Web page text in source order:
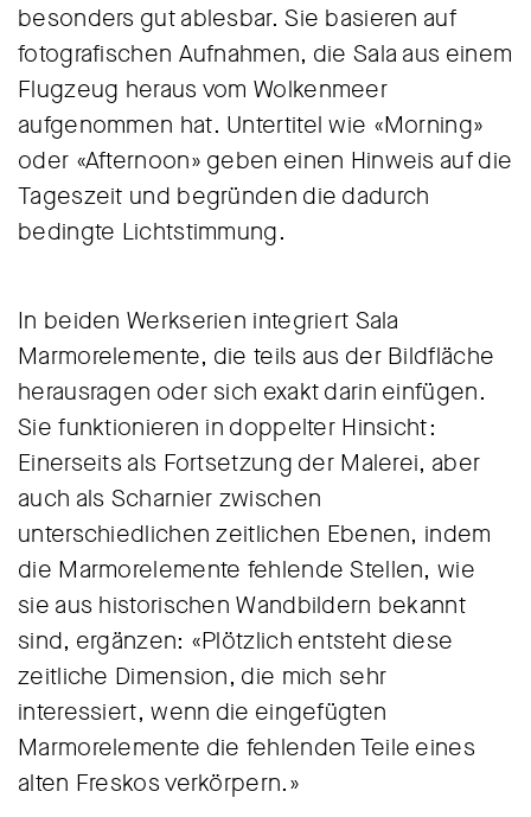
besonders gut ablesbar. Sie basieren auf
fotografischen Aufnahmen, die Sala aus einem
Flugzeug heraus vom Wolkenmeer
aufgenommen hat. Untertitel wie «Morning»
oder «Afternoon» geben einen Hinweis auf die
Tageszeit und begründen die dadurch
bedingte Lichtstimmung.
In beiden Werkserien integriert Sala
Marmorelemente, die teils aus der Bildfläche
herausragen oder sich exakt darin einfügen.
Sie funktionieren in doppelter Hinsicht:
Einerseits als Fortsetzung der Malerei, aber
auch als Scharnier zwischen
unterschiedlichen zeitlichen Ebenen, indem
die Marmorelemente fehlende Stellen, wie
sie aus historischen Wandbildern bekannt
sind, ergänzen: «Plötzlich entsteht diese
zeitliche Dimension, die mich sehr
interessiert, wenn die eingefügten
Marmorelemente die fehlenden Teile eines
alten Freskos verkörpern.»